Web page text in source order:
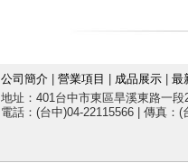
公司簡介 營業項目 成品展示
最
地址：401台中市東區旱溪東路一
電話：(台中)04-22115566 | 傳真：(